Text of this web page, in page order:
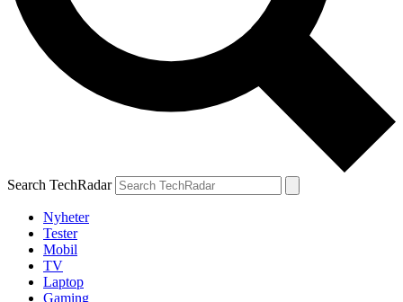
Search TechRadar
Nyheter
Tester
Mobil
TV
Laptop
Gaming